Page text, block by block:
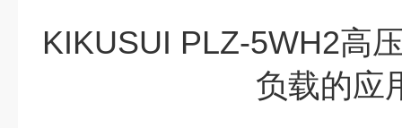
KIKUSUI PLZ-5WH2高
负载的应